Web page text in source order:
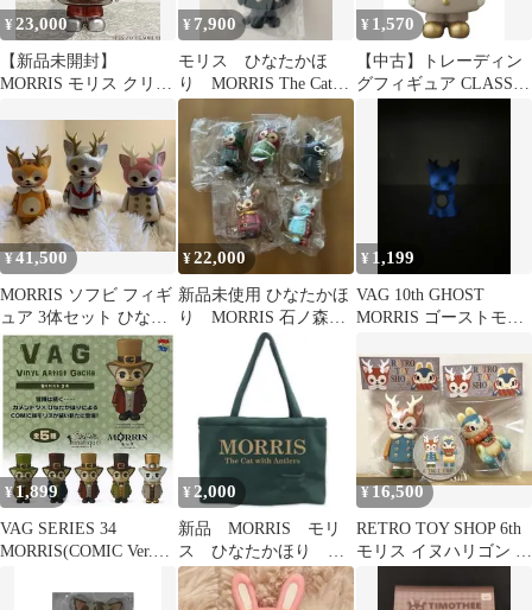
¥23,000
【新品未開封】
MORRIS モリス クリア
ウルトラマン
¥ 7,900
モリス ひなたかほ
り MORRIS The Cat
with Antlers
¥ 1,570
【中古】トレーディン
グフィギュア CLASSY
りコレクション
CLASSY MORRIS」
¥41,500
MORRIS ソフビ フィギ
ュア 3体セット ひなた
かほり
¥22,000
新品未使用 ひなたかほ
り MORRIS 石ノ森章
太郎 vag ソフビ
¥ 1,199
VAG 10th GHOST
MORRIS ゴーストモリ
¥ 1,899
VAG SERIES 34
MORRIS(COMIC Ver.2)
¥ 2,000
新品 MORRIS モリ
ス ひなたかほり ト
ートバッグ グリー
ン 限定品 希少
¥16,500
RETRO TOY SHOP 6th
モリス イヌハリゴン ひ